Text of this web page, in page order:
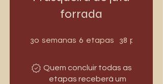
forrada
30 semanas 30 semanas
6 etapas 6 etapas
38
Quem concluir todas as
etapas receberá um